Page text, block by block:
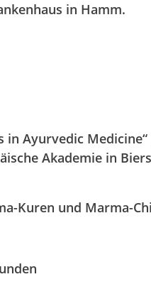
in Hamm.
in Ayurvedic Medicine“
Akademie in
Kuren und Marma-